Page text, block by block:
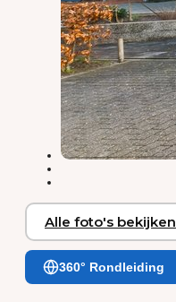
Alle foto's bekijken
360° Rondleiding